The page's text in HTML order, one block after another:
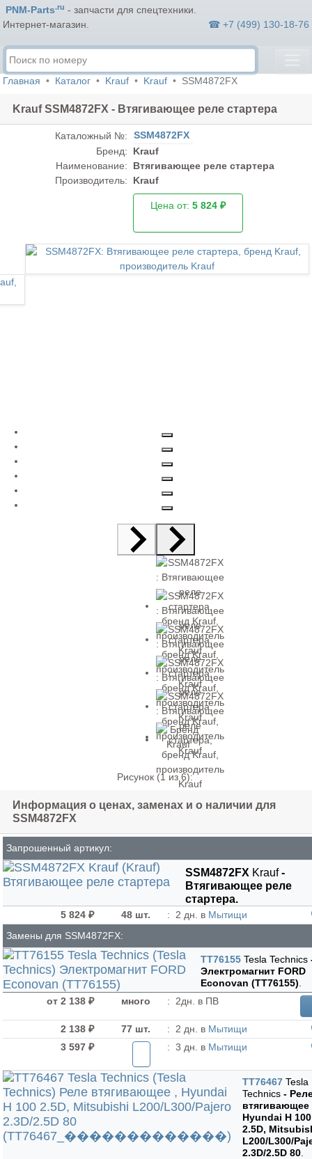
PNM-Parts.ru - запчасти для спецтехники.
Интернет-магазин.
☎ +7 (499) 130-18-76
Главная Каталог Krauf Krauf SSM4872FX
Krauf SSM4872FX - Втягивающее реле стартера
Каталожный №:
SSM4872FX
Бренд:
Krauf
Наименование:
Втягивающее реле стартера
Производитель:
Krauf
Цена от:5 824 ₽
Рисунок (1 из 6):
Информация о ценах, заменах и о наличии для
SSM4872FX
Запрошенный артикул:
SSM4872FX Krauf-
Втягивающее реле
стартера.
5 824 ₽ 48 шт. : 2 дн. в Мытищи
Замены для SSM4872FX:
TT76155 Tesla Technics
Электромагнит FORD
Econovan (TT76155)
от 2 138 ₽
много : 2дн. в ПВ
2 138 ₽ 77 шт. : 2 дн. в Мытищи
3 597 ₽
: 3 дн. в Мытищи
TT76467 Tesla
Technics -
втягивающее
Hyundai H 100
2.5D,
L200/L300/
2.3D/2.5D 80